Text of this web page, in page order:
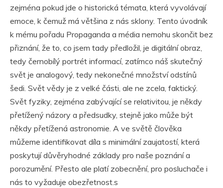
zejména pokud jde o historická témata, která vyvolávají
emoce, k čemuž má většina z nás sklony. Tento úvodník
k mému pořadu Propaganda a média nemohu skončit bez
přiznání, že to, co jsem tady předložil, je digitální obraz,
tedy černobílý portrét informací, zatímco náš skutečný
svět je analogový, tedy nekonečné množství odstínů
šedi. Svět vědy je z velké části, ale ne zcela, faktický.
Svět fyziky, zejména zabývající se relativitou, je někdy
přetížený názory a předsudky, stejně jako může být
někdy přetížená astronomie. A ve světě člověka
můžeme identifikovat díla s minimální zaujatostí, která
poskytují důvěryhodné základy pro naše poznání a
porozumění. Přesto ale platí zobecnění, pro posluchače i
nás to vyžaduje obezřetnost.s